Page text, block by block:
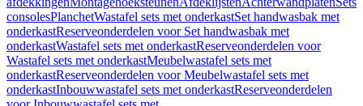
consolesPlanchetWastafel sets met onderkastSet handwasbak met
onderkastReserveonderdelen voor Set handwasbak met
onderkastWastafel sets met onderkastReserveonderdelen voor
Wastafel sets met onderkastMeubelwastafel sets met
onderkastReserveonderdelen voor Meubelwastafel sets met
onderkastInbouwwastafel sets met onderkastReserveonderdelen